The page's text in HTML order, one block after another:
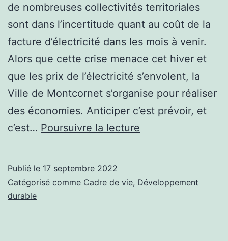
de nombreuses collectivités territoriales
sont dans l’incertitude quant au coût de la
facture d’électricité dans les mois à venir.
Alors que cette crise menace cet hiver et
que les prix de l’électricité s’envolent, la
Ville de Montcornet s’organise pour réaliser
des économies. Anticiper c’est prévoir, et
c’est… Poursuivre la lecture
HAUSSE
Publié le 17 septembre 2022
Catégorisé comme Cadre de vie, Développement
durable